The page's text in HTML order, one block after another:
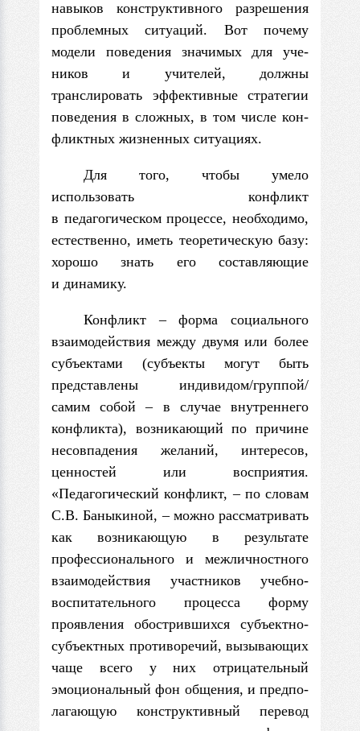
навыков конструктивного разрешения
проблем­ных ситуаций. Вот почему
модели поведения значимых для уче­
ников и учителей, должны
транслировать эффективные стратегии
поведения в сложных, в том числе кон­
фликтных жизненных ситуациях.
Для того, чтобы умело
использовать конфликт
в педагогическом процессе, необходимо,
естественно, иметь теоретическую базу:
хорошо знать его составляющие
и динамику.
Конфликт – форма социального
взаимодействия между двумя или более
субъектами (субъекты могут быть
представлены индивидом/группой/
самим собой – в случае внутреннего
конфликта), возникающий по причине
несовпадения желаний, интересов,
ценностей или восприятия.
«Педагогический конфликт, – по словам
С.В. Баныкиной, – можно рассматривать
как возникающую в результате
профессио­нального и межличностного
взаимодействия участников учебно-
воспитательного процесса форму
проявления обострившихся субъектно-
субъектных противоречий, вызывающих
чаще всего у них отрицательный
эмоциональный фон общения, и предпо­
лагающую конструктивный перевод